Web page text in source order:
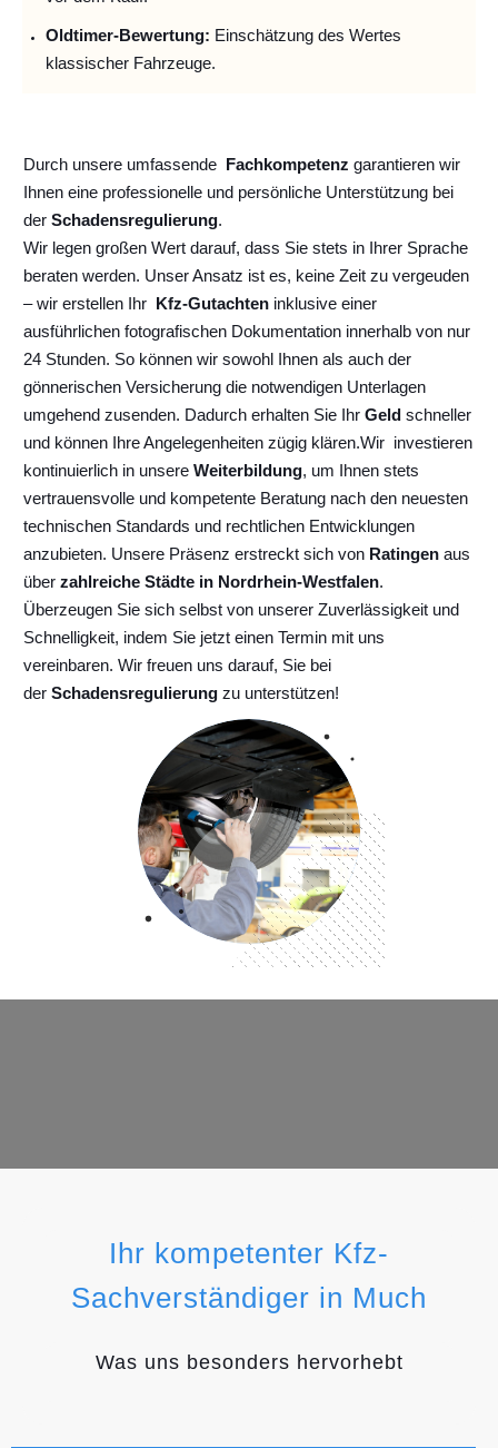
Oldtimer-Bewertung: Einschätzung des Wertes
klassischer Fahrzeuge.
Durch unsere umfassende Fachkompetenz garantieren wir
Ihnen eine professionelle und persönliche Unterstützung bei
der Schadensregulierung.
Wir legen großen Wert darauf, dass Sie stets in Ihrer Sprache
beraten werden. Unser Ansatz ist es, keine Zeit zu vergeuden
– wir erstellen Ihr Kfz-Gutachten inklusive einer
ausführlichen fotografischen Dokumentation innerhalb von nur
24 Stunden. So können wir sowohl Ihnen als auch der
gönnerischen Versicherung die notwendigen Unterlagen
umgehend zusenden. Dadurch erhalten Sie Ihr Geld schneller
und können Ihre Angelegenheiten zügig klären.Wir investieren
kontinuierlich in unsere Weiterbildung, um Ihnen stets
vertrauensvolle und kompetente Beratung nach den neuesten
technischen Standards und rechtlichen Entwicklungen
anzubieten. Unsere Präsenz erstreckt sich von Ratingen aus
über zahlreiche Städte in Nordrhein-Westfalen.
Überzeugen Sie sich selbst von unserer Zuverlässigkeit und
Schnelligkeit, indem Sie jetzt einen Termin mit uns
vereinbaren. Wir freuen uns darauf, Sie bei
der Schadensregulierung zu unterstützen!
Ihr kompetenter Kfz-
Sachverständiger in Much
Was uns besonders hervorhebt